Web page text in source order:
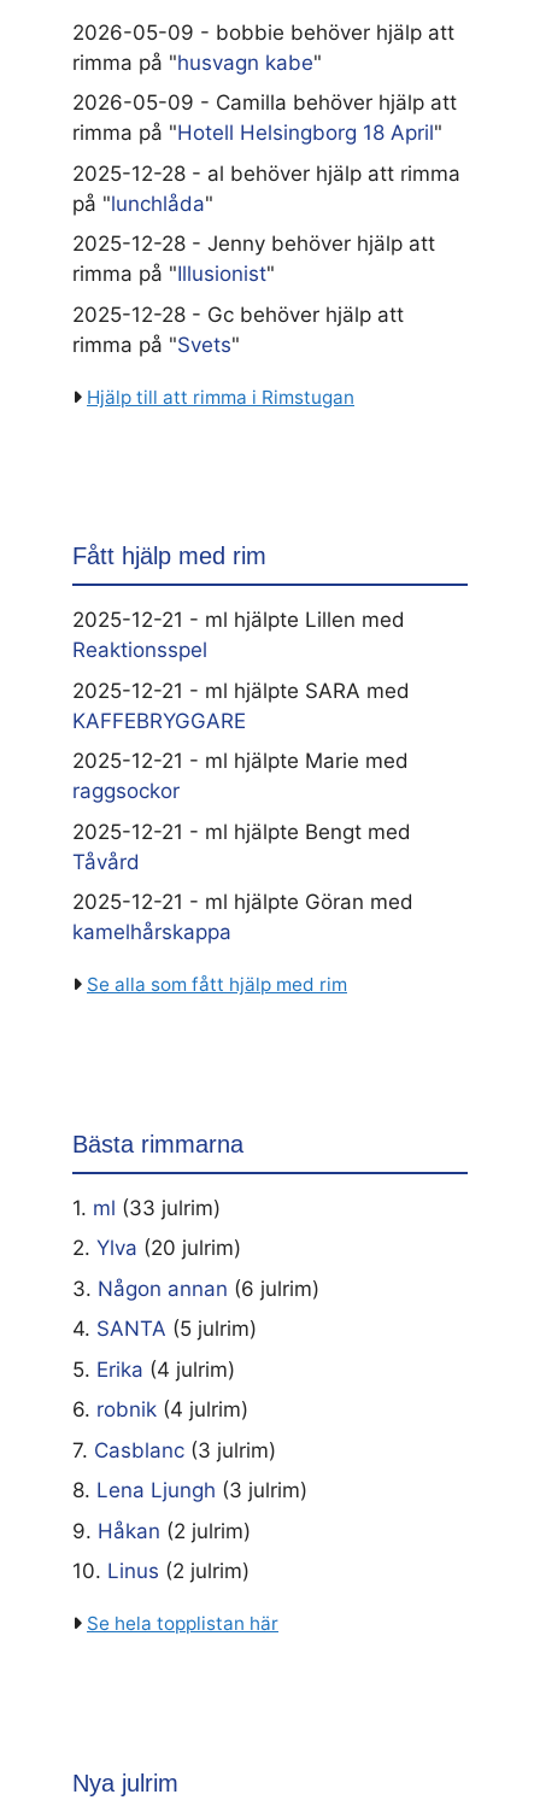
2026-05-09 - bobbie behöver hjälp att
rimma på "husvagn kabe"
2026-05-09 - Camilla behöver hjälp att
rimma på "Hotell Helsingborg 18 April"
2025-12-28 - al behöver hjälp att rimma
på "lunchlåda"
2025-12-28 - Jenny behöver hjälp att
rimma på "Illusionist"
2025-12-28 - Gc behöver hjälp att
rimma på "Svets"
Hjälp till att rimma i Rimstugan
Fått hjälp med rim
2025-12-21 - ml hjälpte Lillen med
Reaktionsspel
2025-12-21 - ml hjälpte SARA med
KAFFEBRYGGARE
2025-12-21 - ml hjälpte Marie med
raggsockor
2025-12-21 - ml hjälpte Bengt med
Tåvård
2025-12-21 - ml hjälpte Göran med
kamelhårskappa
Se alla som fått hjälp med rim
Bästa rimmarna
1. ml (33 julrim)
2. Ylva (20 julrim)
3. Någon annan (6 julrim)
4. SANTA (5 julrim)
5. Erika (4 julrim)
6. robnik (4 julrim)
7. Casblanc (3 julrim)
8. Lena Ljungh (3 julrim)
9. Håkan (2 julrim)
10. Linus (2 julrim)
Se hela topplistan här
Nya julrim